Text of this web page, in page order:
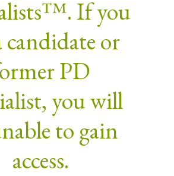
If you
candidate or
PD
you will
to gain
access.